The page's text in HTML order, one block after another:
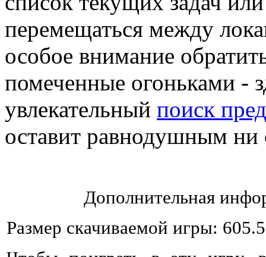
перемещаться между
особое внимание
помеченные огоньками -
увлекательный поиск
оставит равнодушным ни
Дополнительная
Размер скачиваемой игры: